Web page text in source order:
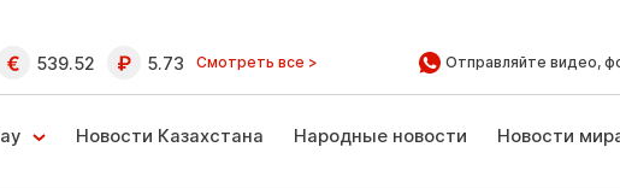
539.52 5.73 Смотреть все > Отправляйте видео,
Новости Казахстана Народные новости Новости